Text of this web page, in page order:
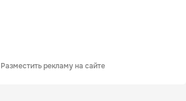
Разместить рекламу на сайте